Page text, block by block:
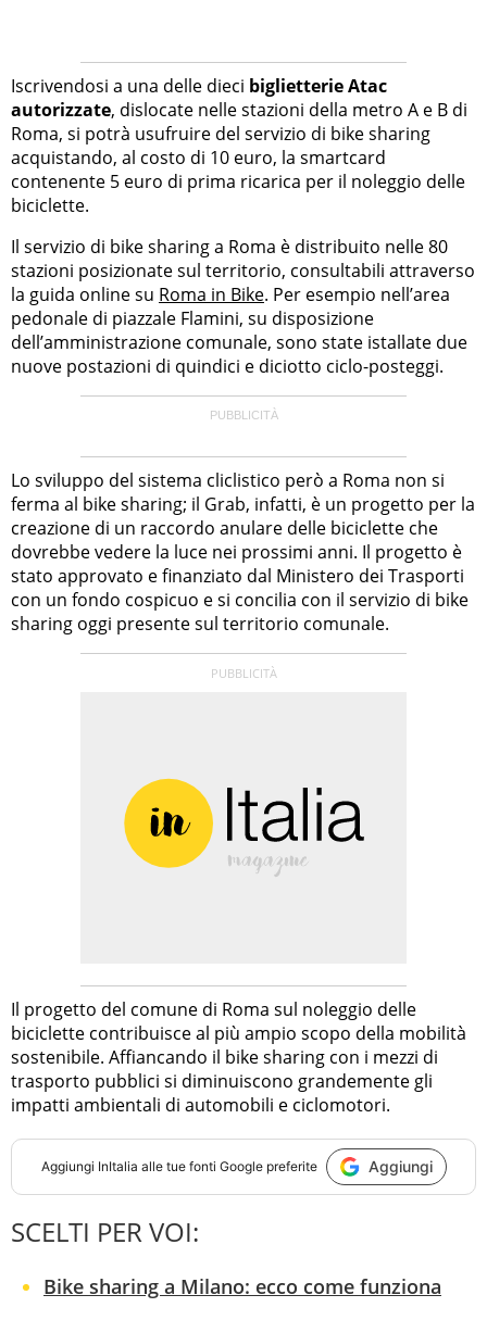
Iscrivendosi a una delle dieci biglietterie Atac
autorizzate, dislocate nelle stazioni della metro A e B di
Roma, si potrà usufruire del servizio di bike sharing
acquistando, al costo di 10 euro, la smartcard
contenente 5 euro di prima ricarica per il noleggio delle
biciclette.
Il servizio di bike sharing a Roma è distribuito nelle 80
stazioni posizionate sul territorio, consultabili attraverso
la guida online su Roma in Bike. Per esempio nell’area
pedonale di piazzale Flamini, su disposizione
dell’amministrazione comunale, sono state istallate due
nuove postazioni di quindici e diciotto ciclo-posteggi.
Lo sviluppo del sistema cliclistico però a Roma non si
ferma al bike sharing; il Grab, infatti, è un progetto per la
creazione di un raccordo anulare delle biciclette che
dovrebbe vedere la luce nei prossimi anni. Il progetto è
stato approvato e finanziato dal Ministero dei Trasporti
con un fondo cospicuo e si concilia con il servizio di bike
sharing oggi presente sul territorio comunale.
Il progetto del comune di Roma sul noleggio delle
biciclette contribuisce al più ampio scopo della mobilità
sostenibile. Affiancando il bike sharing con i mezzi di
trasporto pubblici si diminuiscono grandemente gli
impatti ambientali di automobili e ciclomotori.
Aggiungi InItalia alle tue fonti Google preferite Aggiungi
SCELTI PER VOI:
Bike sharing a Milano: ecco come funziona